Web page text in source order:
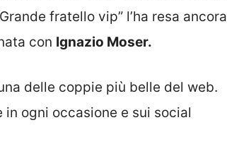
fratello vip” l’ha resa ancora
con Ignazio Moser.
delle coppie più belle del web.
in ogni occasione e sui social